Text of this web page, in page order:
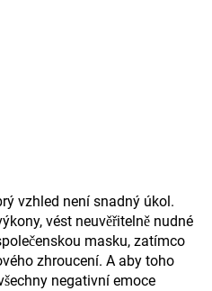
vzhled není snadný úkol.
vést neuvěřitelně nudné
masku, zatímco
zhroucení. A aby toho
negativní emoce